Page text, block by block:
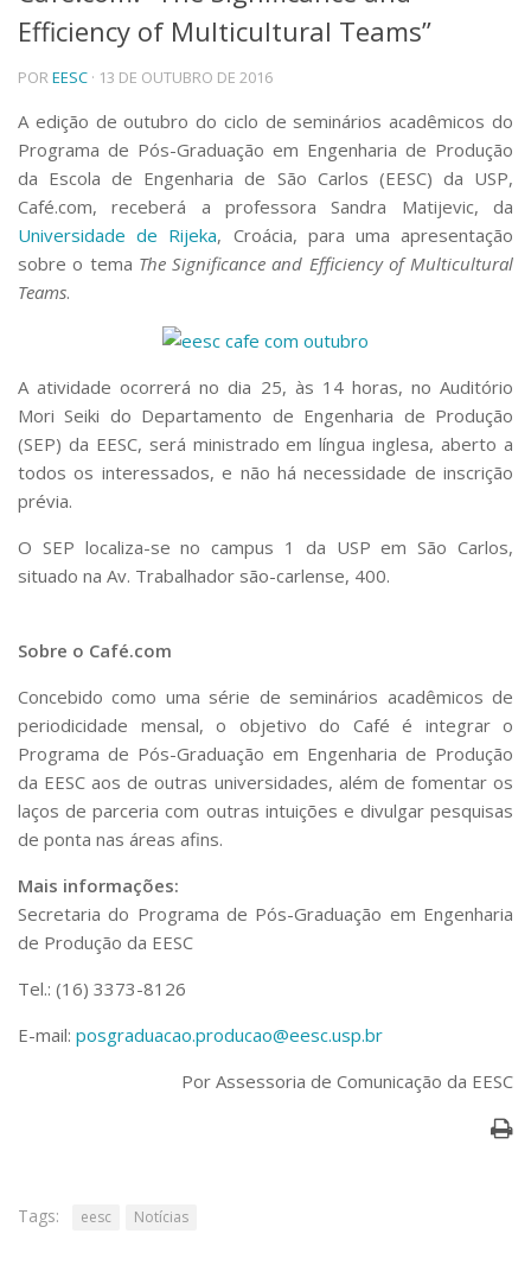
Telefones e Mapas
Pessoas
Ensino
Graduação
Pós-Graduação
Educação a distância
Cursos de Extensão
Pesquisa e Inovação
Linhas de Pesquisa
Centros, Núcleos e Projetos em Rede
Iniciação Científica
Empresas Juniores
Extensão à Comunidade
Projetos, Programas e Cursos
Artes, Cultura e Esportes
Museus e Espaços Interativos
Serviços
Bibliotecas
RH, Administrativo e Financeiro
Assessorias e Mídias
Aplicativos e Sites
Agenda de Eventos
Defesa de Teses
Efficiency of Multicultural Teams”
POREESC · 13 DE OUTUBRO DE 2016
A edição de outubro do ciclo de seminários acadêmicos do
Programa de Pós-Graduação em Engenharia de Produção
da Escola de Engenharia de São Carlos (EESC) da USP,
Café.com, receberá a professora Sandra Matijevic, da
Universidade de Rijeka, Croácia, para uma apresentação
sobre o tema The Significance and Efficiency of Multicultural
Teams.
A atividade ocorrerá no dia 25, às 14 horas, no Auditório
Mori Seiki do Departamento de Engenharia de Produção
(SEP) da EESC, será ministrado em língua inglesa, aberto a
todos os interessados, e não há necessidade de inscrição
prévia.
O SEP localiza-se no campus 1 da USP em São Carlos,
situado na Av. Trabalhador são-carlense, 400.
Sobre o Café.com
Concebido como uma série de seminários acadêmicos de
periodicidade mensal, o objetivo do Café é integrar o
Programa de Pós-Graduação em Engenharia de Produção
da EESC aos de outras universidades, além de fomentar os
laços de parceria com outras intuições e divulgar pesquisas
de ponta nas áreas afins.
Mais informações:
Secretaria do Programa de Pós-Graduação em Engenharia
de Produção da EESC
Tel.: (16) 3373-8126
E-mail: posgraduacao.producao@eesc.usp.br
Por Assessoria de Comunicação da EESC
Tags: eesc Notícias